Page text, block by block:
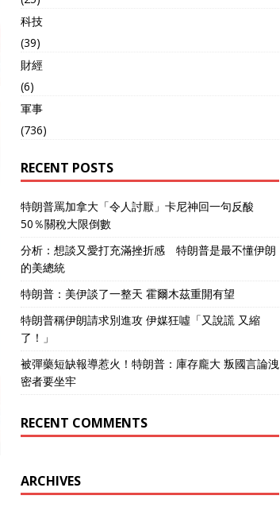
科技
(39)
財經
(6)
軍事
(736)
RECENT POSTS
特朗普罵加拿大「令人討厭」卡尼神回一句反酸
50％關稅大限倒數
分析：想談又愛打充滿挫折感 特朗普是最不懂伊朗
的美總統
特朗普：美伊談了一整天 霍爾木茲重開有望
特朗普稱伊朗請求別進攻 伊媒狂噓「又說謊 又縮
了！」
被彈藥短缺報導惹火！特朗普：庫存龐大 叛國言論洩
密者要坐牢
RECENT COMMENTS
ARCHIVES